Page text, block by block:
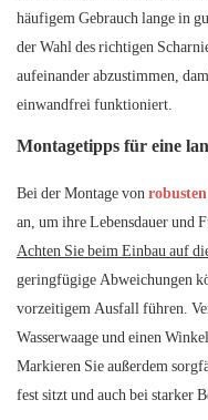
häufigem Gebrauch lange in
der Wahl des richtigen
aufeinander abzustimmen,
einwandfrei funktioniert.
Montagetipps für eine
Bei der Montage von
an, um ihre Lebensdauer
Achten Sie beim Einbau auf
geringfügige Abweichungen
vorzeitigem Ausfall führen.
Wasserwaage und einen
Markieren Sie außerdem
fest sitzt und auch bei starker